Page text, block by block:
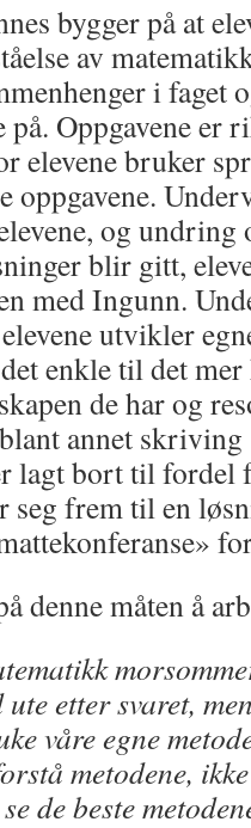
bygger på at
av
i faget
Oppgavene er
elevene bruker
oppgavene.
og
blir gitt,
med Ingunn.
utvikler
enkle til det mer
de har og
annet skriving
lagt bort til fordel
seg frem til en
denne måten å
etter svaret,
våre egne
metodene,
de beste